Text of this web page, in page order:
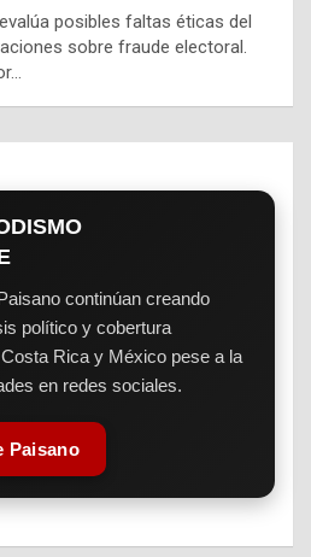
posibles faltas éticas del
sobre fraude electoral.
continúan creando
político y cobertura
Rica y México pese a la
en redes sociales.
Paisano